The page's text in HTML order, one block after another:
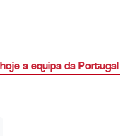
a equipa da Portugal